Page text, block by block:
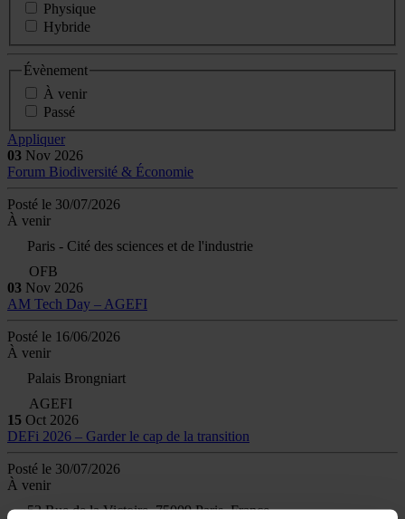
Physique
Hybride
Évènement
À venir
Passé
Appliquer
03 Nov 2026
Forum Biodiversité & Économie
Posté le 30/07/2026
À venir
Paris - Cité des sciences et de l'industrie
OFB
03 Nov 2026
AM Tech Day – AGEFI
Posté le 16/06/2026
À venir
Palais Brongniart
AGEFI
15 Oct 2026
DEFi 2026 – Garder le cap de la transition
Posté le 30/07/2026
À venir
52 Rue de la Victoire, 75009 Paris, France